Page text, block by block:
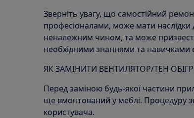
Зверніть увагу, що самостійний
професіоналами, може мати
неналежним чином, та може
необхідними знаннями та навичками
ЯК ЗАМІНИТИ ВЕНТИЛЯТОР/ТЕН
Перед заміною будь-якої частини
ще вмонтований у меблі. Процедуру
користувача.